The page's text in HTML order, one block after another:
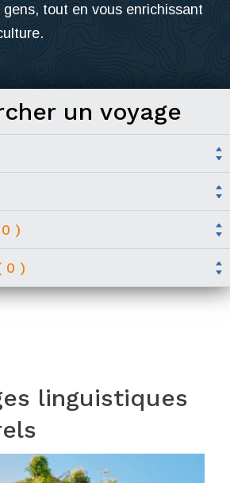
gens, tout en vous enrichissant
un voyage
0 )
0 )
linguistiques